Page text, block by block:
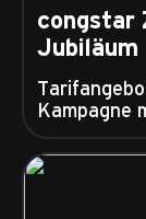
congstar
Jubiläum
Kampagne